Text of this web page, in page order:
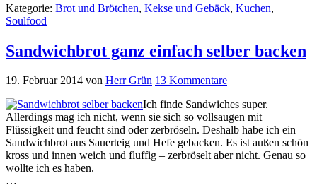
Kategorie: Brot und Brötchen, Kekse und Gebäck, Kuchen,
Soulfood
Sandwichbrot ganz einfach selber backen
19. Februar 2014 von Herr Grün 13 Kommentare
Ich finde Sandwiches super.
Allerdings mag ich nicht, wenn sie sich so vollsaugen mit
Flüssigkeit und feucht sind oder zerbröseln. Deshalb habe ich ein
Sandwichbrot aus Sauerteig und Hefe gebacken. Es ist außen schön
kross und innen weich und fluffig – zerbröselt aber nicht. Genau so
wollte ich es haben.
…